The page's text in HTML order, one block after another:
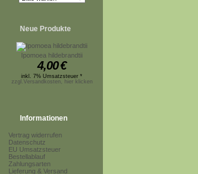
Neue Produkte
Ipomoea hildebrandtii
4,00€
inkl. 7% Umsatzsteuer *
zzgl.Versandkosten, hier klicken
Informationen
Vertrag widerrufen
Datenschutz
EU Umsatzsteuer
Bestellablauf
Zahlungsarten
Lieferung & Versand